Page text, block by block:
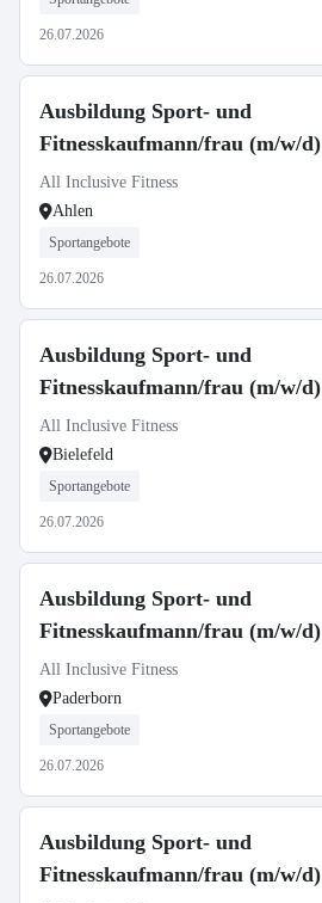
26.07.2026
Ausbildung Sport- und
Fitnesskaufmann/frau (m/w/d)
All Inclusive Fitness
Ahlen
Sportangebote
26.07.2026
Ausbildung Sport- und
Fitnesskaufmann/frau (m/w/d)
All Inclusive Fitness
Bielefeld
Sportangebote
26.07.2026
Ausbildung Sport- und
Fitnesskaufmann/frau (m/w/d)
All Inclusive Fitness
Paderborn
Sportangebote
26.07.2026
Ausbildung Sport- und
Fitnesskaufmann/frau (m/w/d)